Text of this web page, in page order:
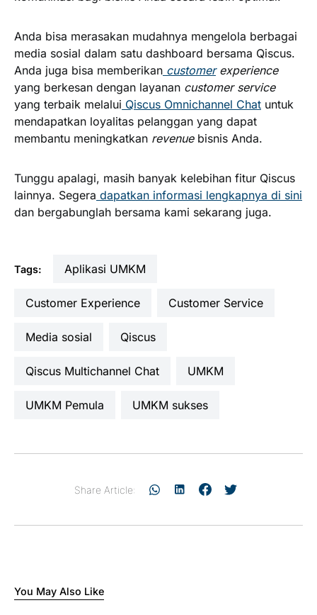
Anda bisa merasakan mudahnya mengelola berbagai
media sosial dalam satu dashboard bersama Qiscus.
Anda juga bisa memberikan customerexperience
yang berkesan dengan layanan customer service
yang terbaik melalui Qiscus Omnichannel Chat untuk
mendapatkan loyalitas pelanggan yang dapat
membantu meningkatkan revenuebisnis Anda.
Tunggu apalagi, masih banyak kelebihan fitur Qiscus
lainnya. Segera dapatkan informasi lengkapnya di sini
dan bergabunglah bersama kami sekarang juga.
Tags: Aplikasi UMKM
Customer Experience Customer Service
media sosial Qiscus
Qiscus Multichannel Chat UMKM
UMKM Pemula UMKM sukses
Share Article:
You May Also Like